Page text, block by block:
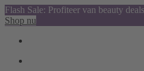
Flash Sale: Profiteer van beauty
Shop nu